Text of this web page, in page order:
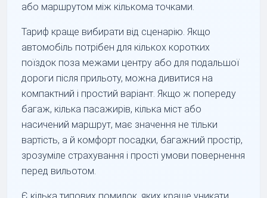
або маршрутом між кількома точками.
Тариф краще вибирати від сценарію. Якщо
автомобіль потрібен для кількох коротких
поїздок поза межами центру або для подальшої
дороги після прильоту, можна дивитися на
компактний і простий варіант. Якщо ж попереду
багаж, кілька пасажирів, кілька міст або
насичений маршрут, має значення не тільки
вартість, а й комфорт посадки, багажний простір,
зрозуміле страхування і прості умови повернення
перед вильотом.